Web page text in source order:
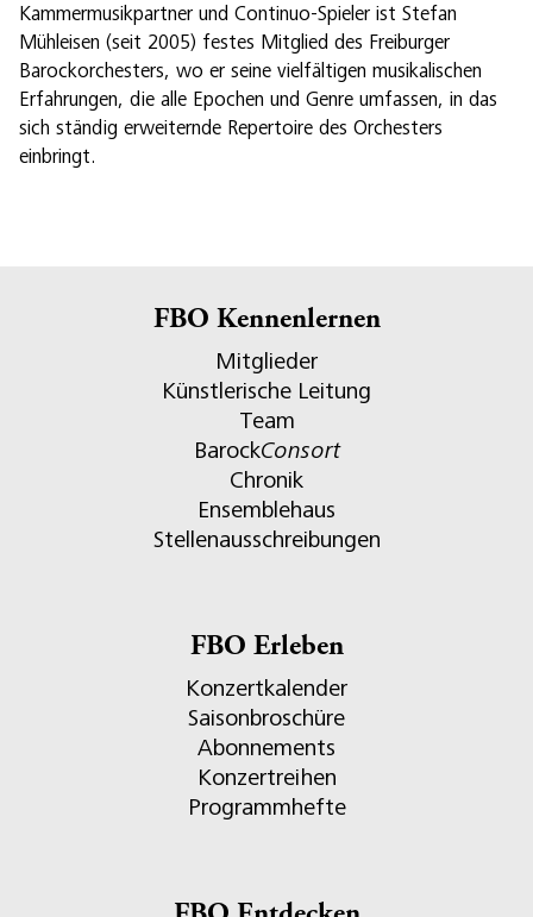
Kammermusikpartner und Continuo-Spieler ist Stefan
Mühleisen (seit 2005) festes Mitglied des Freiburger
Barockorchesters, wo er seine vielfältigen musikalischen
Erfahrungen, die alle Epochen und Genre umfassen, in das
sich ständig erweiternde Repertoire des Orchesters
einbringt.
FBO Kennenlernen
Mitglieder
Künstlerische Leitung
Team
BarockConsort
Chronik
Ensemblehaus
Stellenausschreibungen
FBO Erleben
Konzertkalender
Saisonbroschüre
Abonnements
Konzertreihen
Programmhefte